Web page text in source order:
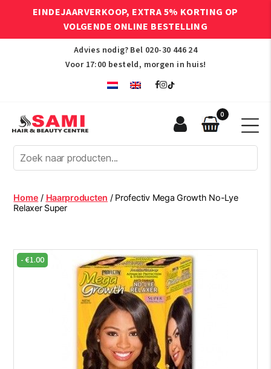
EINDEJAARVERKOOP, EXTRA 5% KORTING OP
VOLGENDE ONLINE BESTELLING
Advies nodig? Bel 020-30 446 24
Voor 17:00 besteld, morgen in huis!
Afro
Hair
Beauty
Centre
0
Home / Haarproducten / Profectiv Mega Growth No-Lye
Relaxer Super
-€1.00